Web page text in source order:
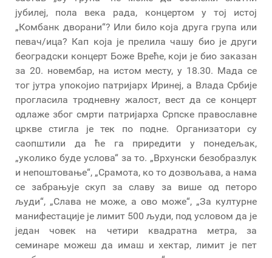
јубилеј, пола века рада, концертом у тој истој
„Комбанк дворани“? Или било која друга група или
певач/ица? Кап која је прелила чашу био је други
београдски концерт Боже Вреће, који је био заказан
за 20. новембар, на истом месту, у 18.30. Мада се
тог јутра упокојио патријарх Иринеј, а Влада Србије
прогласила тродневну жалост, вест да се концерт
одлаже због смрти патријарха Српске православне
цркве стигла је тек по подне. Организатори су
саопштили да ће га приредити у понедељак,
„уколико буде услова“ за то. „Врхунски безобразлук
и непоштовање“, „Срамота, ко то дозвољава, а нама
се забрањује скуп за славу за више од петоро
људи“, „Слава не може, а ово може“, „За културне
манифестације је лимит 500 људи, под условом да је
један човек на четири квадратна метра, за
семинаре можеш да имаш и хектар, лимит је пет